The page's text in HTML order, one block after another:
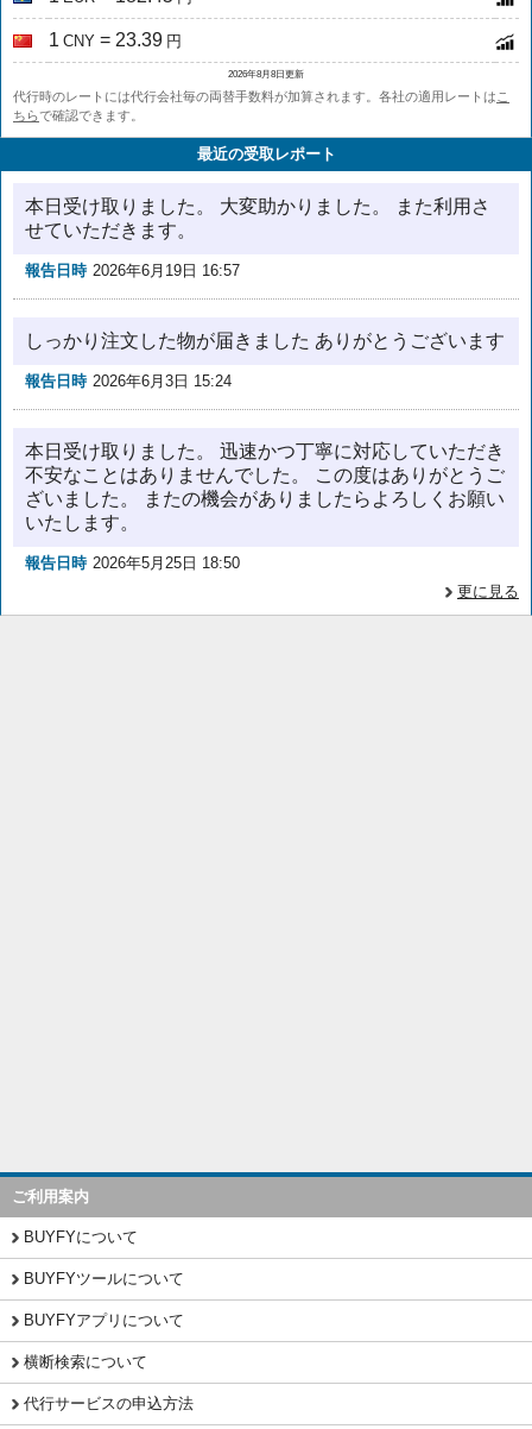
1 CNY = 23.39 円
2026年8月8日更新
代行時のレートには代行会社毎の両替手数料が加算されます。各社の適用レートは こ
ちらで確認できます。
最近の受取レポート
本日受け取りました。 大変助かりました。 また利用さ
せていただきます。
報告日時 2026年6月19日 16:57
しっかり注文した物が届きました ありがとうございます
報告日時 2026年6月3日 15:24
本日受け取りました。 迅速かつ丁寧に対応していただき
不安なことはありませんでした。 この度はありがとうご
ざいました。 またの機会がありましたらよろしくお願い
いたします。
報告日時 2026年5月25日 18:50
更に見る
ご利用案内
BUYFYについて
BUYFYツールについて
BUYFYアプリについて
横断検索について
代行サービスの申込方法